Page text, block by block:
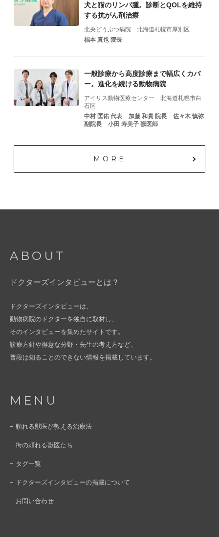
犬と猫のリンパ腫。診断とQOLを維持
する抗がん剤治療
北央どうぶつ病院 北海道札幌市厚別区
福本 真也 院長
一般診療から高度診療まで幅広くカバ
ー。進化を続ける動物病院
アイリス動物医療センター 北海道札幌市白
石区
中村 匡佑 代表
加藤 和貴 院⻑
佐々⽊ 慎弥
副院⻑
⼩⽥ 寿美⼦ 獣医師
MORE
ABOUT
ドクターズインタビューとは？
ドクターズインタビューは、
動物病院のドクターを独自に取材し、
そのインタビューを集めたサイトです。
診療方針や得意な分野・先生の考え方など、
普段は知ることのできない情報を掲載しています。
MENU
− 頼れる獣医が教える治療法
− 街の頼れる獣医たち
− タグ一覧
− ドクターズインタビューの掲載について
− お問い合わせ